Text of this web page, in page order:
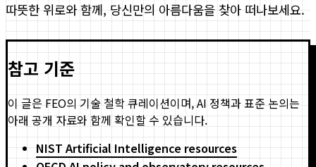
따뜻한 위로와 함께, 당신만의 아름다움을 찾아 떠나보세요.
참고 기준
이 글은 FEO의 기술 철학 큐레이션이며, AI 정책과 표준 논의는
아래 공개 자료와 함께 확인할 수 있습니다.
NIST Artificial Intelligence resources